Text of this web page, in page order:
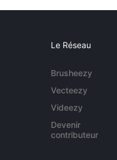
Le Réseau
Brusheezy
Vecteezy
Videezy
Devenir
contributeur